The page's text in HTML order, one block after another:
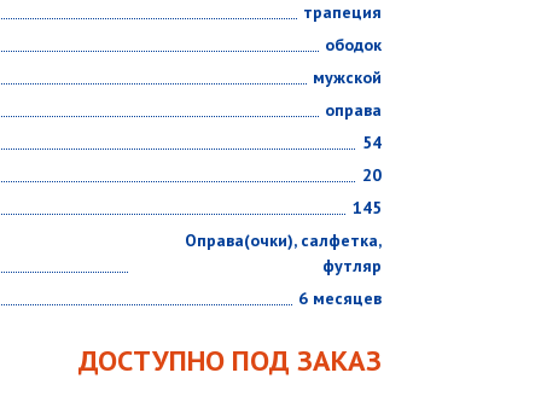
трапеция
ободок
мужской
оправа
54
20
145
Оправа(очки), салфетка,
футляр
6 месяцев
ДОСТУПНО ПОД ЗАКАЗ